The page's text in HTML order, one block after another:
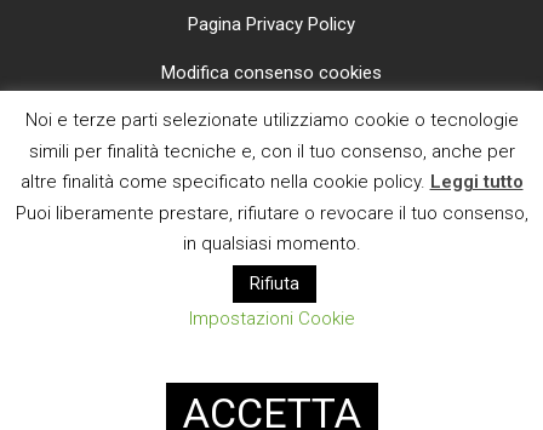
Pagina Privacy Policy
Modifica consenso cookies
CI TROVI ANCHE SU
E MAIL
Designed usingMagazine News Byte. Powered by
Noi e terze parti selezionate utilizziamo cookie o tecnologie
simili per finalità tecniche e, con il tuo consenso, anche per
altre finalità come specificato nella cookie policy. Leggi tutto
Puoi liberamente prestare, rifiutare o revocare il tuo consenso,
in qualsiasi momento.
Rifiuta
Impostazioni Cookie
ACCETTA